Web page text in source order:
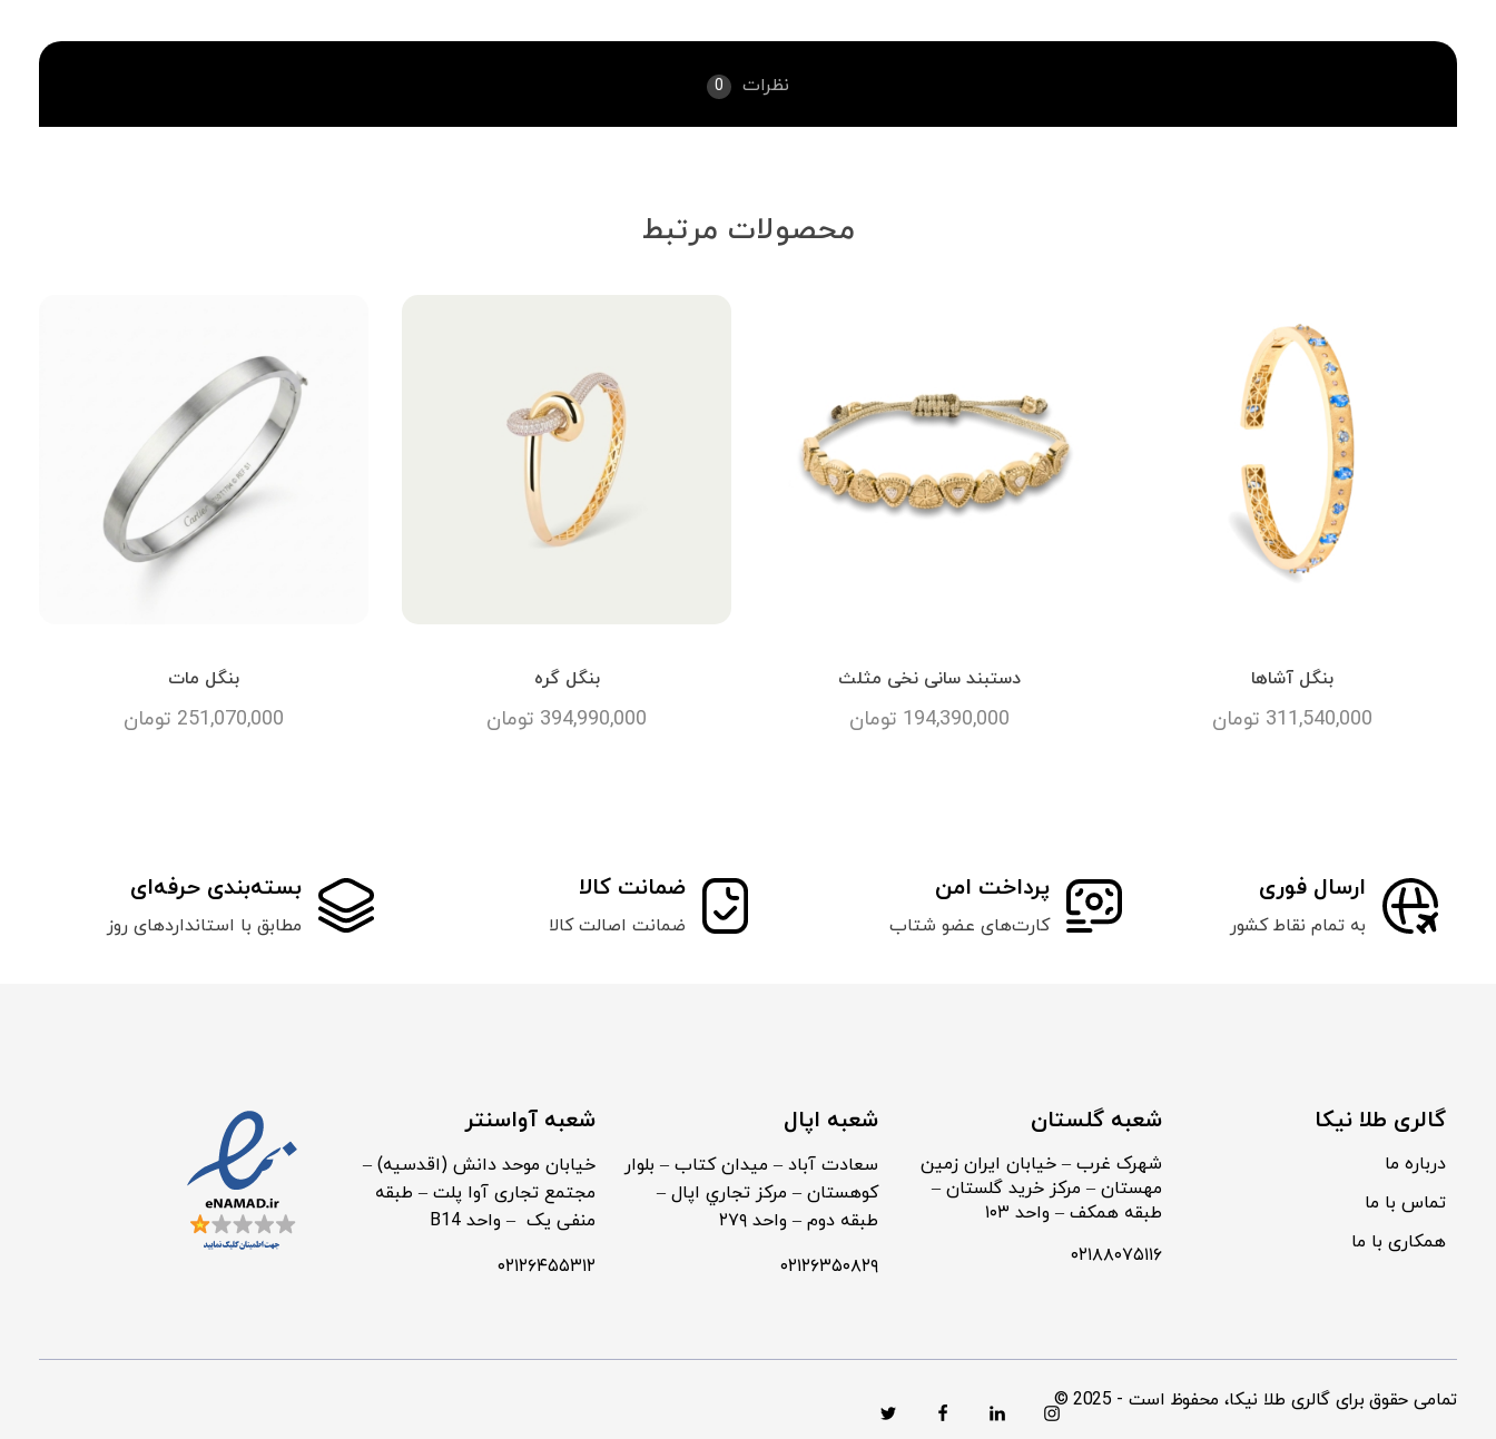
نظرات 0
محصولات مرتبط
بنگل آشاها
311,540,000 تومان
دستبند سانی نخی مثلث
194,390,000 تومان
بنگل گره
394,990,000 تومان
بنگل مات
251,070,000 تومان
ارسال فوری
به تمام نقاط کشور
پرداخت امن
کارت‌های عضو شتاب
ضمانت کالا
ضمانت اصالت کالا
بسته‌بندی حرفه‌ای
مطابق با استانداردهای روز
گالری طلا نیکا
درباره ما
تماس با ما
همکاری با ما
شعبه گلستان
شهرک غرب – خیابان ایران زمین
مهستان – مرکز خرید گلستان –
طبقه همکف – واحد ۱۰۳
۰۲۱۸۸۰۷۵۱۱۶
شعبه اپال
سعادت آباد – ميدان كتاب – بلوار
كوهستان – مركز تجاري اپال –
طبقه دوم – واحد ۲۷۹
۰۲۱۲۶۳۵۰۸۲۹
شعبه آواسنتر
خیابان موحد دانش (اقدسیه) –
مجتمع تجاری آوا پلت – طبقه
منفی یک – واحد B14
۰۲۱۲۶۴۵۵۳۱۲
© 2025 - تمامی حقوق برای گالری طلا نیکا، محفوظ است